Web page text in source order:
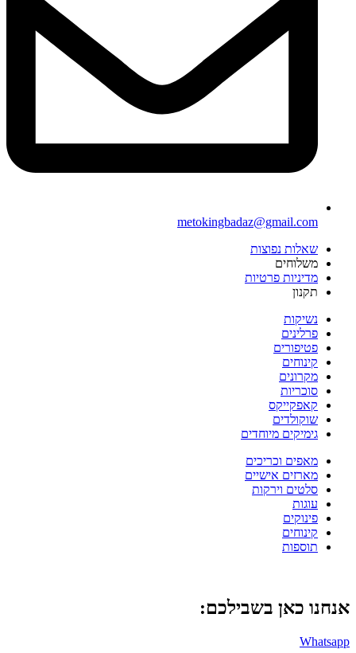
metokingbadaz@gmail.com
שאלות נפוצות
משלוחים
מדיניות פרטיות
תקנון
נשיקות
פרלינים
פטיפורים
קינוחים
מקרונים
סוכריות
קאפקייקס
שוקולדים
גימיקים מיוחדים
מאפים וכריכים
מארזים אישיים
סלטים וירקות
עוגות
פינוקים
קינוחים
תוספות
אנחנו כאן בשבילכם:
Whatsapp